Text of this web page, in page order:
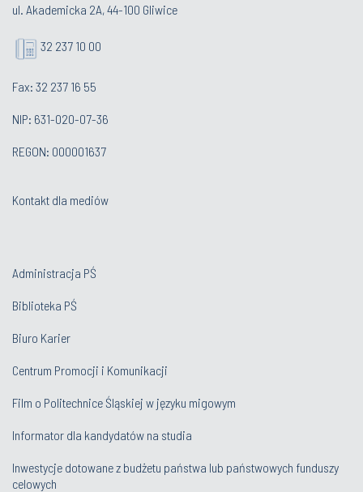
ul. Akademicka 2A, 44-100 Gliwice
32 237 10 00
Fax: 32 237 16 55
NIP: 631-020-07-36
REGON: 000001637
Kontakt dla mediów
Administracja PŚ
Biblioteka PŚ
Biuro Karier
Centrum Promocji i Komunikacji
Film o Politechnice Śląskiej w języku migowym
Informator dla kandydatów na studia
Inwestycje dotowane z budżetu państwa lub państwowych funduszy
celowych